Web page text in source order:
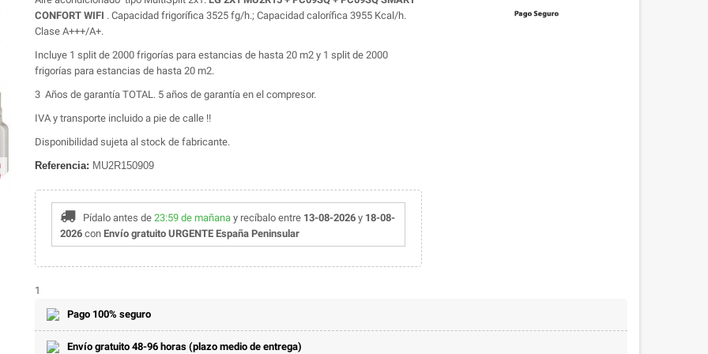
CONFORT WIFI . Capacidad frigorífica 3525 fg/h.; Capacidad calorífica 3955 Kcal/h.
Clase A+++/A+.
Incluye 1 split de 2000 frigorías para estancias de hasta 20 m2 y 1 split de 2000
frigorías para estancias de hasta 20 m2.
3 Años de garantía TOTAL. 5 años de garantía en el compresor.
IVA y transporte incluido a pie de calle !!
Disponibilidad sujeta al stock de fabricante.
Referencia: MU2R150909
Pídalo antes de 23:59 de mañana y recíbalo entre 13-08-2026y 18-08-
2026 con Envío gratuito URGENTE España Peninsular
1
Pago 100% seguro
Envío gratuito 48-96 horas (plazo medio de entrega)